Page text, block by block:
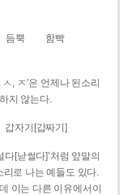
듬뿍
함빡
, ㅈ’은 언제나 된소리
지 않는다.
갑자기[갑짜기]
다[낟썰다]’처럼 앞말의
리로 나는 예들도 있다.
이는 다른 이유에서이